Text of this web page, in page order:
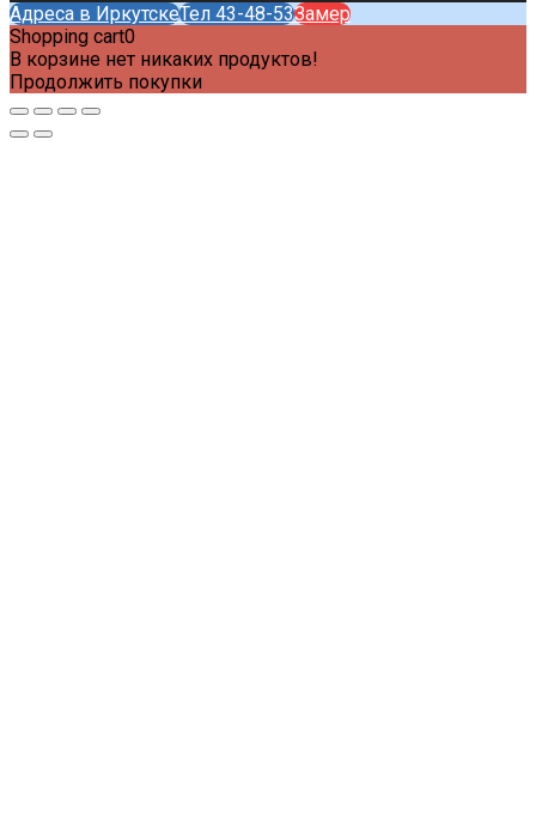
Адреса в ИркутскеТел 43-48-53Замер
Shopping cart0
В корзине нет никаких продуктов!
Продолжить покупки